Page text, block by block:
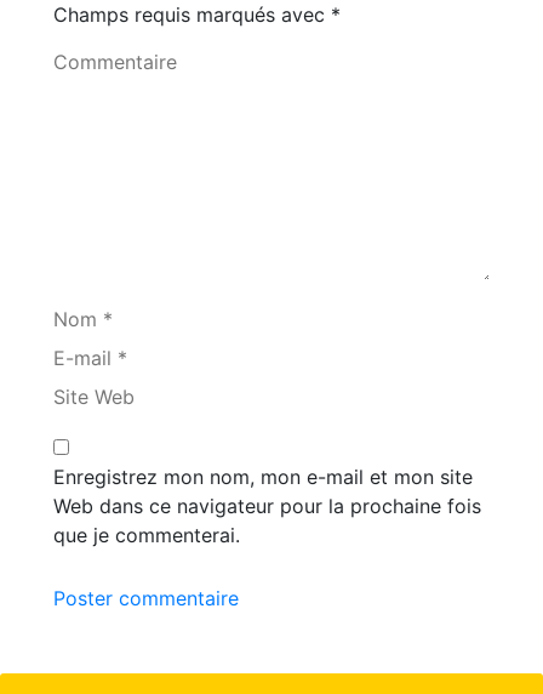
Champs requis marqués avec *
Commentaire
Nom *
E-mail *
Site Web
Enregistrez mon nom, mon e-mail et mon site
Web dans ce navigateur pour la prochaine fois
que je commenterai.
Poster commentaire